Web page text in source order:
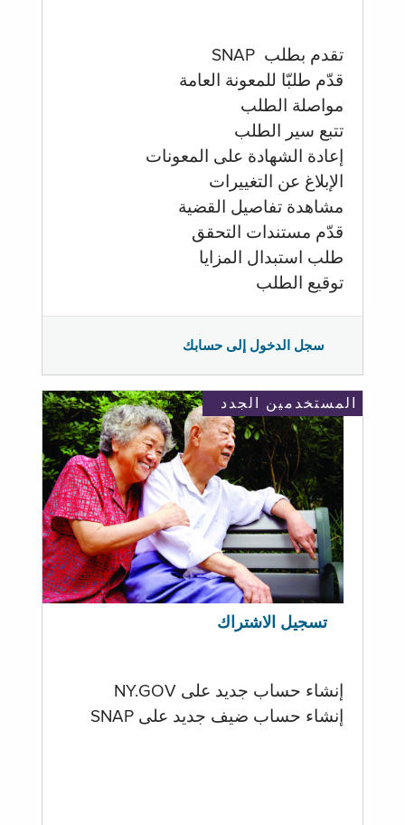
تقدم بطلب SNAP
قدّم طلبّا للمعونة العامة
مواصلة الطلب
تتبع سير الطلب
إعادة الشهادة على المعونات
الإبلاغ عن التغييرات
مشاهدة تفاصيل القضية
قدّم مستندات التحقق
طلب استبدال المزايا
توقيع الطلب
سجل الدخول إلى حسابك
المستخدمين الجدد
تسجيل الاشتراك
إنشاء حساب جديد على NY.GOV
إنشاء حساب ضيف جديد على SNAP